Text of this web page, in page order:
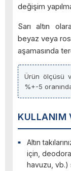
değişim
Sarı altın
beyaz veya
aşamasında
Ürün ölçüsü
%+-5
KULLANIM
Altın
için,
havuzu, vb.)